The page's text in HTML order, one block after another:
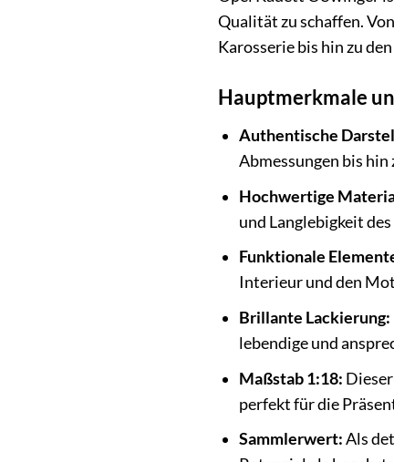
Qualität zu schaffen.
Karosserie bis hin zu
Hauptmerkmale
Authentische
Abmessungen bis
Hochwertige
und Langlebigkeit
Funktionale
Interieur und den
Brillante Lackierung:
lebendige und
Maßstab 1:18:
perfekt für die
Sammlerwert:Als